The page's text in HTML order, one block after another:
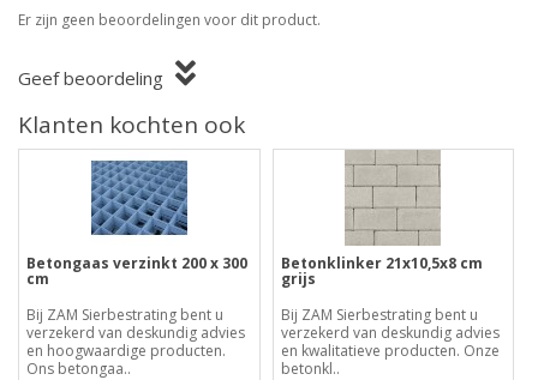
Er zijn geen beoordelingen voor dit product.
Geef beoordeling
Klanten kochten ook
Betongaas verzinkt 200 x 300
cm
Bij ZAM Sierbestrating bent u
verzekerd van deskundig advies
en hoogwaardige producten.
Ons betongaa..
Betonklinker 21x10,5x8 cm
grijs
Bij ZAM Sierbestrating bent u
verzekerd van deskundig advies
en kwalitatieve producten. Onze
betonkl..